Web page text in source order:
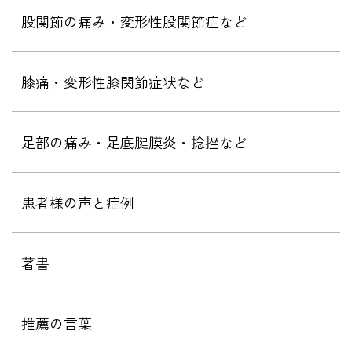
股関節の痛み・変形性股関節症など
膝痛・変形性膝関節症状など
足部の痛み・足底腱膜炎・捻挫など
患者様の声と症例
著書
推薦の言葉